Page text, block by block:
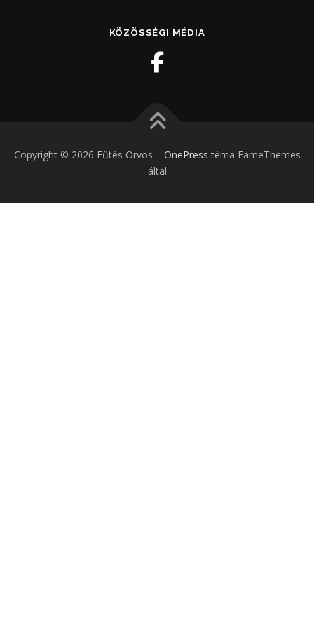
KÖZÖSSÉGI MÉDIA
Copyright © 2026 Fűtés Orvos – OnePress téma FameThemes
által